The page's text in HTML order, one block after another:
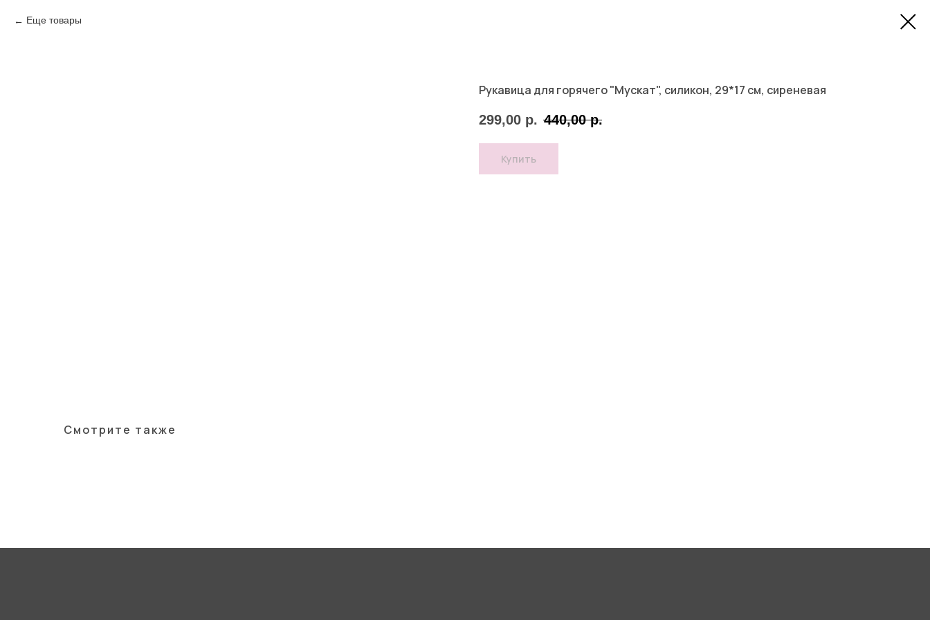
Еще товары
Рукавица для горячего "Мускат", силикон, 29*17 см, сиреневая
299,00 р. 440,00 р.
Купить
Смотрите также